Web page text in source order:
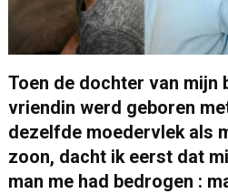
Toen de dochter van mijn
vriendin werd geboren
dezelfde moedervlek als
zoon, dacht ik eerst dat
man me had bedrogen :